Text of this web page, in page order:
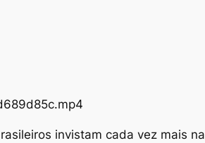
invistam cada vez mais na